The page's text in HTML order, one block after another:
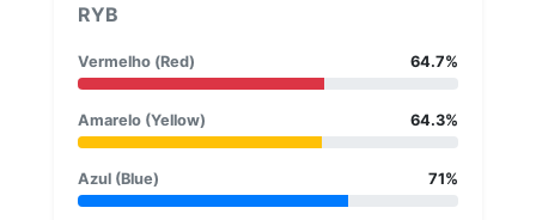
RYB
Vermelho (Red) 64.7%
Amarelo (Yellow) 64.3%
Azul (Blue) 71%